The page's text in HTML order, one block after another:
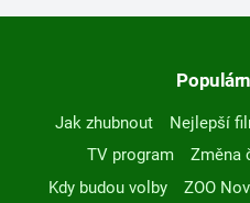
Jak zhubnout Nejlepší
TV program
Změna
Kdy budou volby
ZOO